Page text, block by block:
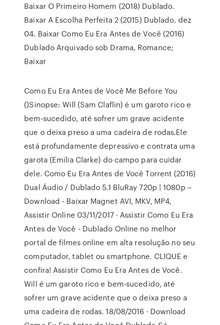
Baixar O Primeiro Homem (2018) Dublado.
Baixar A Escolha Perfeita 2 (2015) Dublado. dez
04. Baixar Como Eu Era Antes de Você (2016)
Dublado Arquivado sob Drama, Romance;
Baixar
Como Eu Era Antes de Você Me Before You
()Sinopse: Will (Sam Claflin) é um garoto rico e
bem-sucedido, até sofrer um grave acidente
que o deixa preso a uma cadeira de rodas.Ele
está profundamente depressivo e contrata uma
garota (Emilia Clarke) do campo para cuidar
dele. Como Eu Era Antes de Você Torrent (2016)
Dual Áudio / Dublado 5.1 BluRay 720p | 1080p –
Download - Baixar Magnet AVI, MKV, MP4,
Assistir Online 03/11/2017 · Assistir Como Eu Era
Antes de Você - Dublado Online no melhor
portal de filmes online em alta resolução no seu
computador, tablet ou smartphone. CLIQUE e
confira! Assistir Como Eu Era Antes de Você.
Will é um garoto rico e bem-sucedido, até
sofrer um grave acidente que o deixa preso a
uma cadeira de rodas. 18/08/2016 · Download